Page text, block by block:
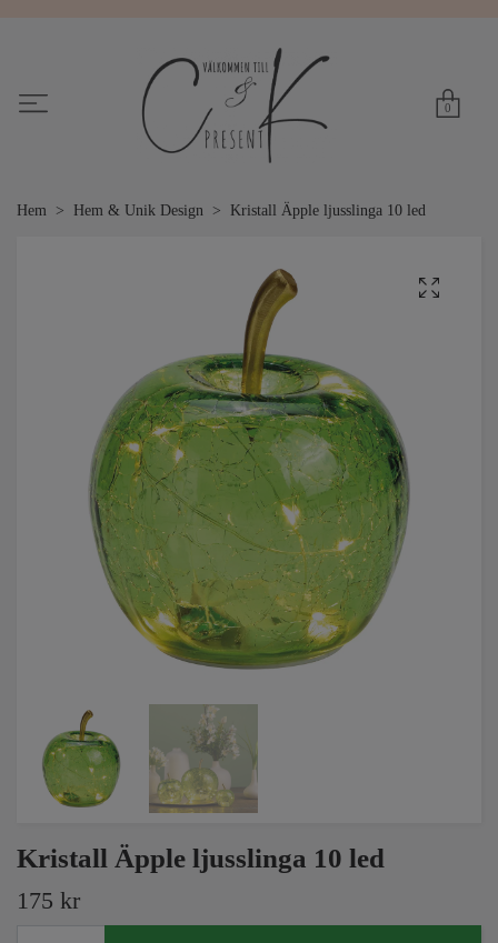
0
Hem Hem & Unik Design Kristall Äpple ljusslinga 10 led
Kristall Äpple ljusslinga 10 led
175 kr